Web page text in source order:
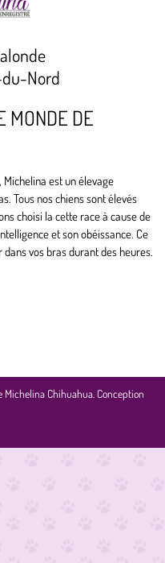
Nord
MONDE DE
Michelina est un élevage
Tous nos chiens sont élevés
choisi la cette race à cause de
et son obéissance. Ce
vos bras durant des heures.
Michelina Chihuahua. Conception